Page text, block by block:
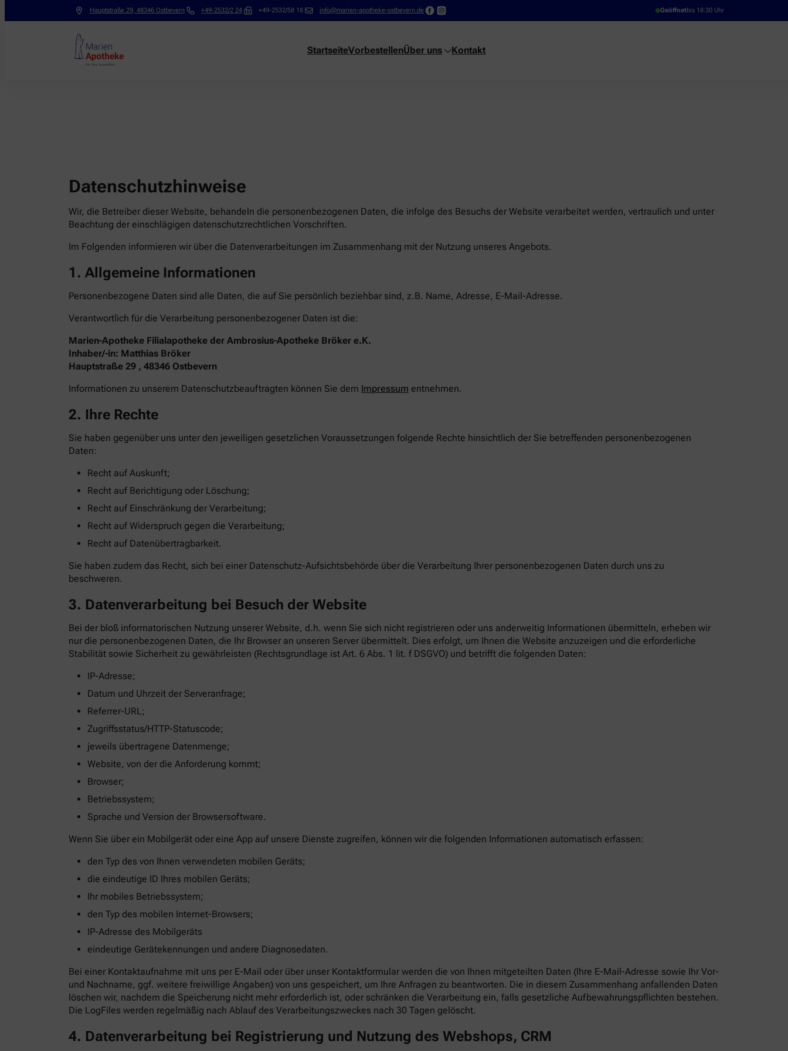
Hauptstraße 29, 48346 Ostbevern +49-2532/2 24 +49-2532/58 18 info@marien-apotheke-ostbevern.de Geöffnetbis 18:30 Uhr
StartseiteVorbestellenÜber uns Kontakt
Datenschutzhinweise
Wir, die Betreiber dieser Website, behandeln die personenbezogenen Daten, die infolge des Besuchs der Website verarbeitet werden, vertraulich und unter
Beachtung der einschlägigen datenschutzrechtlichen Vorschriften.
Im Folgenden informieren wir über die Datenverarbeitungen im Zusammenhang mit der Nutzung unseres Angebots.
1. Allgemeine Informationen
Personenbezogene Daten sind alle Daten, die auf Sie persönlich beziehbar sind, z.B. Name, Adresse, E-Mail-Adresse.
Verantwortlich für die Verarbeitung personenbezogener Daten ist die:
Marien-Apotheke Filialapotheke der Ambrosius-Apotheke Bröker e.K.
Inhaber/-in: Matthias Bröker
Hauptstraße 29 , 48346 Ostbevern
Informationen zu unserem Datenschutzbeauftragten können Sie dem Impressum entnehmen.
2. Ihre Rechte
Sie haben gegenüber uns unter den jeweiligen gesetzlichen Voraussetzungen folgende Rechte hinsichtlich der Sie betreffenden personenbezogenen
Daten:
Recht auf Auskunft;
Recht auf Berichtigung oder Löschung;
Recht auf Einschränkung der Verarbeitung;
Recht auf Widerspruch gegen die Verarbeitung;
Recht auf Datenübertragbarkeit.
Sie haben zudem das Recht, sich bei einer Datenschutz-Aufsichtsbehörde über die Verarbeitung Ihrer personenbezogenen Daten durch uns zu
beschweren.
3. Datenverarbeitung bei Besuch der Website
Bei der bloß informatorischen Nutzung unserer Website, d.h. wenn Sie sich nicht registrieren oder uns anderweitig Informationen übermitteln, erheben wir
nur die personenbezogenen Daten, die Ihr Browser an unseren Server übermittelt. Dies erfolgt, um Ihnen die Website anzuzeigen und die erforderliche
Stabilität sowie Sicherheit zu gewährleisten (Rechtsgrundlage ist Art. 6 Abs. 1 lit. f DSGVO) und betrifft die folgenden Daten:
IP-Adresse;
Datum und Uhrzeit der Serveranfrage;
Referrer-URL;
Zugriffsstatus/HTTP-Statuscode;
jeweils übertragene Datenmenge;
Website, von der die Anforderung kommt;
Browser;
Betriebssystem;
Sprache und Version der Browsersoftware.
Wenn Sie über ein Mobilgerät oder eine App auf unsere Dienste zugreifen, können wir die folgenden Informationen automatisch erfassen:
den Typ des von Ihnen verwendeten mobilen Geräts;
die eindeutige ID Ihres mobilen Geräts;
Ihr mobiles Betriebssystem;
den Typ des mobilen Internet-Browsers;
IP-Adresse des Mobilgeräts
eindeutige Gerätekennungen und andere Diagnosedaten.
Bei einer Kontaktaufnahme mit uns per E-Mail oder über unser Kontaktformular werden die von Ihnen mitgeteilten Daten (Ihre E-Mail-Adresse sowie Ihr Vor-
und Nachname, ggf. weitere freiwillige Angaben) von uns gespeichert, um Ihre Anfragen zu beantworten. Die in diesem Zusammenhang anfallenden Daten
löschen wir, nachdem die Speicherung nicht mehr erforderlich ist, oder schränken die Verarbeitung ein, falls gesetzliche Aufbewahrungspflichten bestehen.
Die LogFiles werden regelmäßig nach Ablauf des Verarbeitungszweckes nach 30 Tagen gelöscht.
4. Datenverarbeitung bei Registrierung und Nutzung des Webshops, CRM